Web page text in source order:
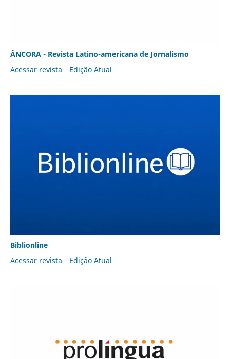
ÂNCORA - Revista Latino-americana de Jornalismo
Acessar revista
Edição Atual
Biblionline
Acessar revista
Edição Atual